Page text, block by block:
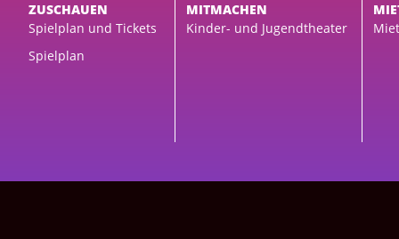
ZUSCHAUEN
Spielplan und Tickets
Spielplan
MITMACHEN
Kinder- und Jugendtheater